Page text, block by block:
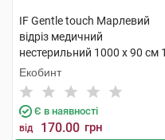
IF Gentle touch Марлевий
відріз медичний
нестерильний 1000 х 90 см 1
шт
Екобинт
Є в наявності
від 170.00 грн